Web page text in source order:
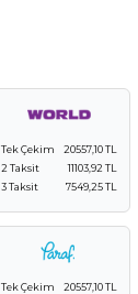
Tek Çekim
20557,10 TL
2 Taksit
11103,92 TL
3 Taksit
7549,25 TL
Tek Çekim
20557,10 TL